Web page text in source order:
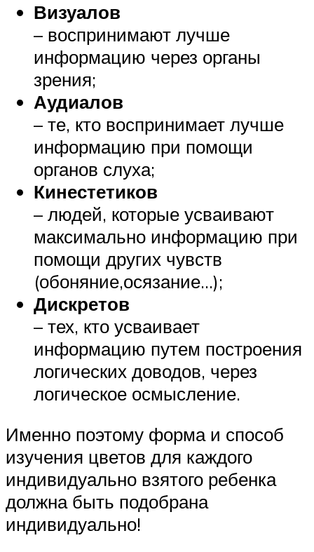
Визуалов
– воспринимают лучше
информацию через органы
зрения;
Аудиалов
– те, кто воспринимает лучше
информацию при помощи
органов слуха;
Кинестетиков
– людей, которые усваивают
максимально информацию при
помощи других чувств
(обоняние,осязание…);
Дискретов
– тех, кто усваивает
информацию путем построения
логических доводов, через
логическое осмысление.
Именно поэтому форма и способ
изучения цветов для каждого
индивидуально взятого ребенка
должна быть подобрана
индивидуально!